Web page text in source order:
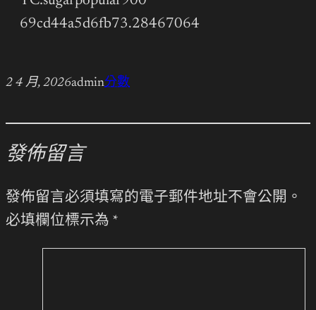
69cd44a5d6fb73.28467064
2 4 月, 2026admin分數
發佈留言
發佈留言必須填寫的電子郵件地址不會公開。
必填欄位標示為 *